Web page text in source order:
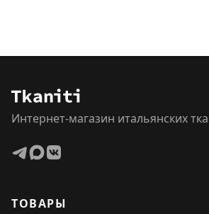
Интернет-магазин итальянских
ТОВАРЫ